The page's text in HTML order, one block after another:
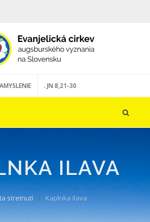
. JN 8,21-30
ILAVA
stretnutí Kaplnka Ilava